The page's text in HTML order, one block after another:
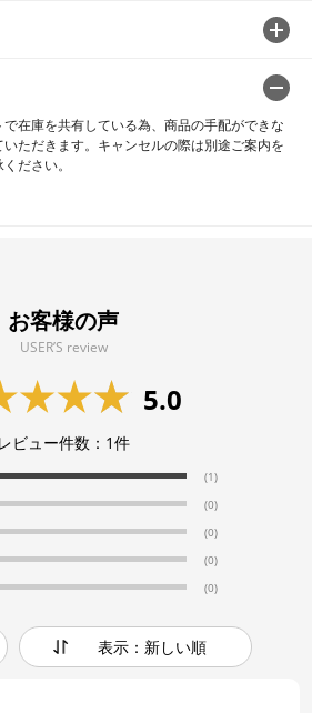
在庫を共有している為、商品の手配ができな
ただきます。キャンセルの際は別途ご案内を
ださい。
お客様の声
USER’S review
5.0
レビュー件数： 1件
(1)
(0)
(0)
(0)
(0)
表示：新しい順